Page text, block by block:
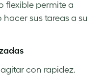
flexible permite a
sus tareas a su
con rapidez.